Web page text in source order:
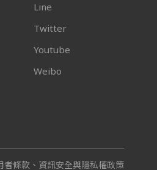
Line
Twitter
Youtube
Weibo
者條款、資訊安全與隱私權政策